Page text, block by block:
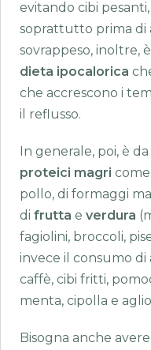
evitando cibi
soprattutto prima di
sovrappeso, inoltre,
dieta ipocalorica
che accrescono i
il reflusso.
In generale, poi, è
proteici magri
pollo, di formaggi
di frutta e verdura
fagiolini, broccoli,
invece il consumo di
caffè, cibi fritti,
menta, cipolla e
Bisogna anche